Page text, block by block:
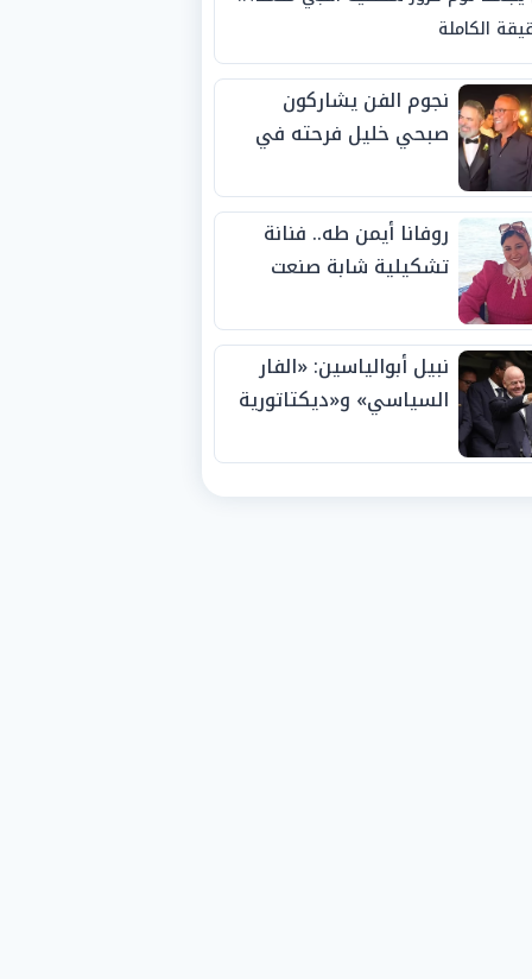
الكاملة
نجوم الفن يشاركون
صبحي خليل فرحته في
روفانا أيمن طه.. فنانة
تشكيلية شابة صنعت
الجوائز منذ الصغر
نبيل أبوالياسين: «الفار
السياسي» و«ديكتاتورية
الفيفا».. وإقالة